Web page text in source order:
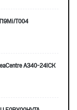
T004
A340-24ICK